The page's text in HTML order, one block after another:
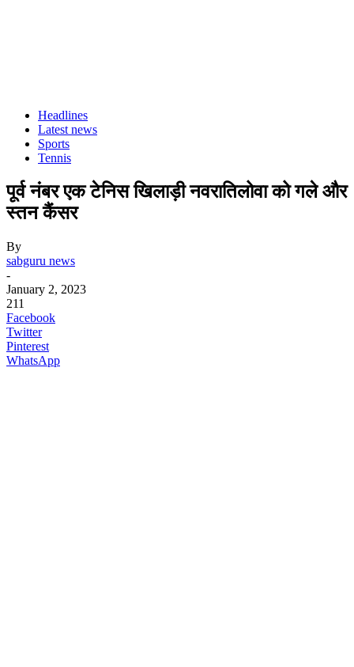
Headlines
Latest news
Sports
Tennis
पूर्व नंबर एक टेनिस खिलाड़ी नवरातिलोवा को गले और
स्तन कैंसर
By
sabguru news
-
January 2, 2023
211
Facebook
Twitter
Pinterest
WhatsApp